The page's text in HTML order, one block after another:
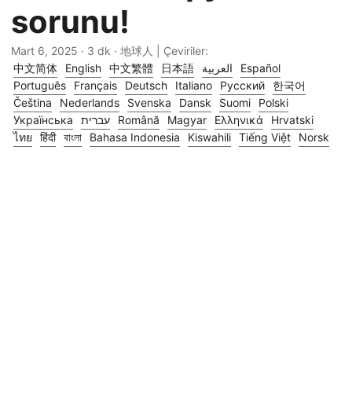
sorunu!
Mart 6, 2025 · 3 dk · 地球人 | Çeviriler:
中文简体
English 中文繁體 日本語 العربية
Español
Português
Français Deutsch Italiano Русский
한국어
Čeština
Nederlands Svenska Dansk Suomi
Polski
Українська
עברית Română Magyar Ελληνικά
Hrvatski
ไทย
हिंदी বাংলা Bahasa Indonesia Kiswahili Tiếng Việt Norsk